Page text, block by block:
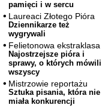
pamięci i w sercu
Laureaci Złotego Pióra
Dziennikarze też
wygrywali
Felietonowa ekstraklasa
Najostrzejsze pióra i
sprawy, o których mówili
wszyscy
Mistrzowie reportażu
Sztuka pisania, która nie
miała konkurencji